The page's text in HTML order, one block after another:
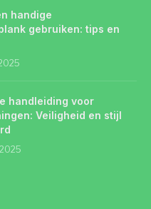
handige
gebruiken: tips en
handleiding voor
Veiligheid en stijl